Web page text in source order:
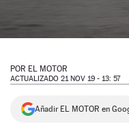
POR EL MOTOR
ACTUALIZADO 21 NOV 19 - 13: 57
Añadir EL MOTOR en